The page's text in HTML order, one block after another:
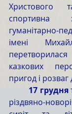
Христового
спортивна
гуманітарно-
імені
казкових
пригод і розваг
	17 грудня
різдвяно-